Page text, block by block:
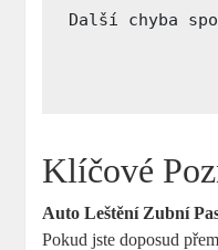
Další chyba
Klíčové
Auto Leštění Zubní
Pokud jste doposud